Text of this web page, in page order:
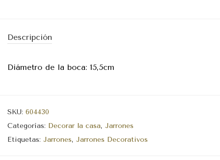
Descripción
Diámetro de la boca: 15,5cm
SKU: 604430
Categorías: Decorar la casa, Jarrones
Etiquetas: Jarrones, Jarrones Decorativos